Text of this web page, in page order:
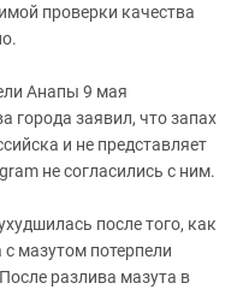
проверки качества
Анапы 9 мая
города заявил, что запах
и не представляет
не согласились с ним.
после того, как
мазутом потерпели
разлива мазута в